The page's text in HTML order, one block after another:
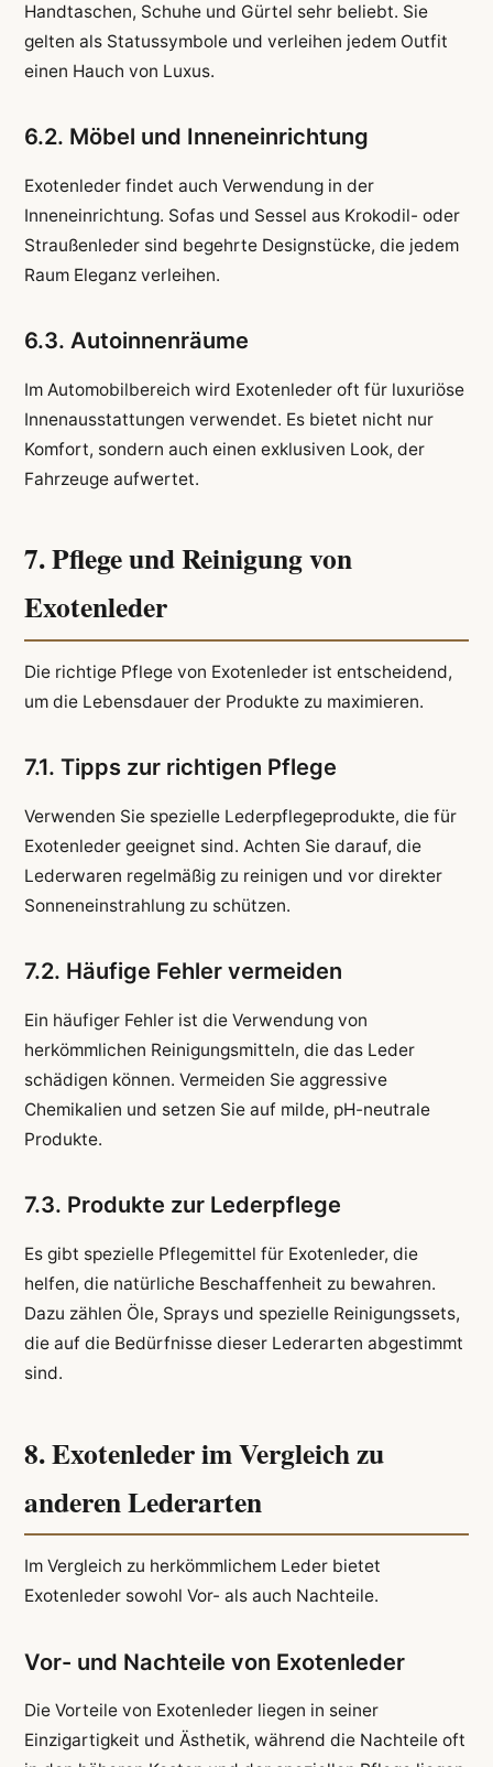
Handtaschen, Schuhe und Gürtel sehr beliebt. Sie
gelten als Statussymbole und verleihen jedem Outfit
einen Hauch von Luxus.
6.2. Möbel und Inneneinrichtung
Exotenleder findet auch Verwendung in der
Inneneinrichtung. Sofas und Sessel aus Krokodil- oder
Straußenleder sind begehrte Designstücke, die jedem
Raum Eleganz verleihen.
6.3. Autoinnenräume
Im Automobilbereich wird Exotenleder oft für luxuriöse
Innenausstattungen verwendet. Es bietet nicht nur
Komfort, sondern auch einen exklusiven Look, der
Fahrzeuge aufwertet.
7. Pflege und Reinigung von
Exotenleder
Die richtige Pflege von Exotenleder ist entscheidend,
um die Lebensdauer der Produkte zu maximieren.
7.1. Tipps zur richtigen Pflege
Verwenden Sie spezielle Lederpflegeprodukte, die für
Exotenleder geeignet sind. Achten Sie darauf, die
Lederwaren regelmäßig zu reinigen und vor direkter
Sonneneinstrahlung zu schützen.
7.2. Häufige Fehler vermeiden
Ein häufiger Fehler ist die Verwendung von
herkömmlichen Reinigungsmitteln, die das Leder
schädigen können. Vermeiden Sie aggressive
Chemikalien und setzen Sie auf milde, pH-neutrale
Produkte.
7.3. Produkte zur Lederpflege
Es gibt spezielle Pflegemittel für Exotenleder, die
helfen, die natürliche Beschaffenheit zu bewahren.
Dazu zählen Öle, Sprays und spezielle Reinigungssets,
die auf die Bedürfnisse dieser Lederarten abgestimmt
sind.
8. Exotenleder im Vergleich zu
anderen Lederarten
Im Vergleich zu herkömmlichem Leder bietet
Exotenleder sowohl Vor- als auch Nachteile.
Vor- und Nachteile von Exotenleder
Die Vorteile von Exotenleder liegen in seiner
Einzigartigkeit und Ästhetik, während die Nachteile oft